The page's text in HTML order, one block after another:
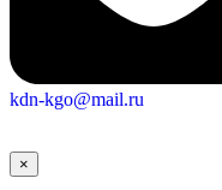
kdn-kgo@mail.ru
×